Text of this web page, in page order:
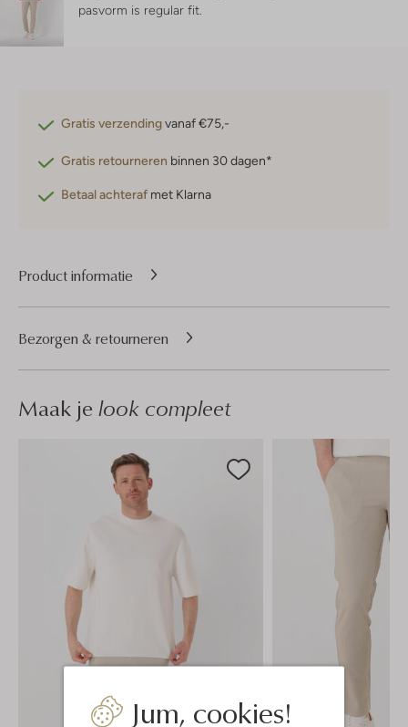
Jum, cookies!
pasvorm is regular fit
Gratis verzendingvanaf €75,-
Gratis retourneren binnen 30 dagen*
Betaal achteraf met Klarna
Product informatie
Bezorgen & retourneren
Maak je look compleet